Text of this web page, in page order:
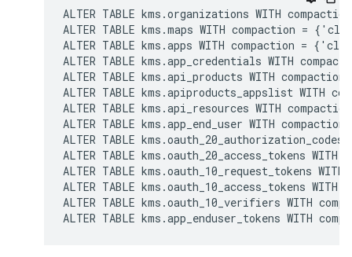
ALTER TABLE kms.organizations WITH
ALTER TABLE kms.maps WITH compaction =
ALTER TABLE kms.apps WITH compaction =
ALTER TABLE kms.app_credentials WITH
ALTER TABLE kms.api_products WITH
ALTER TABLE kms.apiproducts_appslist
ALTER TABLE kms.api_resources WITH
ALTER TABLE kms.app_end_user WITH
ALTER TABLE
ALTER TABLE kms.oauth_20_access_tokens
ALTER TABLE kms.oauth_10_request_tokens
ALTER TABLE kms.oauth_10_access_tokens
ALTER TABLE kms.oauth_10_verifiers WITH
ALTER TABLE kms.app_enduser_tokens